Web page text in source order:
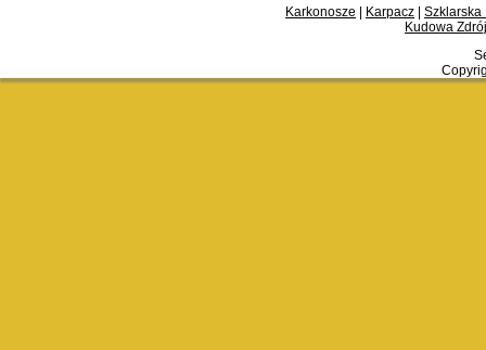
Karkonosze Karpacz
Szklarska
Kudowa